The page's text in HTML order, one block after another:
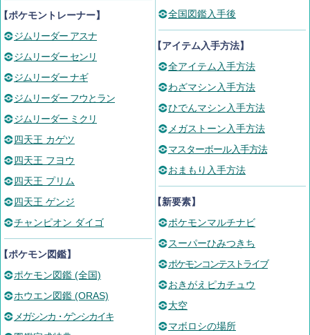
ポケモントレーナー】
ジムリーダー アスナ
ジムリーダー センリ
ジムリーダー ナギ
ジムリーダー フウとラン
ジムリーダー ミクリ
四天王 カゲツ
四天王 フヨウ
四天王 プリム
四天王 ゲンジ
チャンピオン ダイゴ
ポケモン図鑑】
ポケモン図鑑 (全国)
ホウエン図鑑 (ORAS)
メガシンカ・ゲンシカイキ
全国図鑑入手後
【アイテム入手方法】
全アイテム入手方法
わざマシン入手方法
ひでんマシン入手方法
メガストーン入手方法
マスターボール入手方法
おまもり入手方法
【新要素】
ポケモンマルチナビ
スーパーひみつきち
ポケモンコンテストライブ
おきがえピカチュウ
大空
マボロシの場所